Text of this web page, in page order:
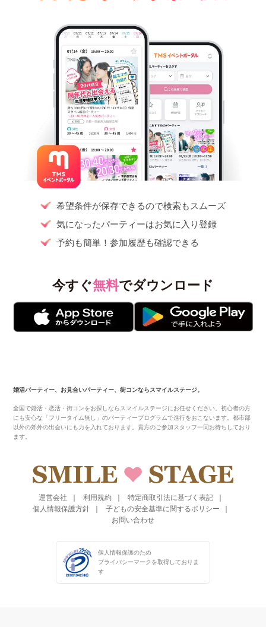
希望条件が保存できるので検索もスムーズ
気になったパーティーはお気に入り登録
予約も簡単！参加履歴も確認できる
今すぐ無料でダウンロード
婚活パーティー、お見合いパーティー、街コンならスマイルステージ。
全国で婚活・恋活・街コンをお探しならスマイルステージにお任せください。初心者の方
にも安心な「フリータイム無し」のパーティープログラムで進行をおこないます。都市部
以外の郊外の出会いにも力を入れております。貴方のご参加スタッフ一同お待ちしており
ます。
運営会社 利用規約
特定商取引法に基づく表記
個人情報保護方針
子どもの安全基準に関するポリシー
お問い合わせ
個人情報保護のため
プライバシーマークを取得しておりま
す